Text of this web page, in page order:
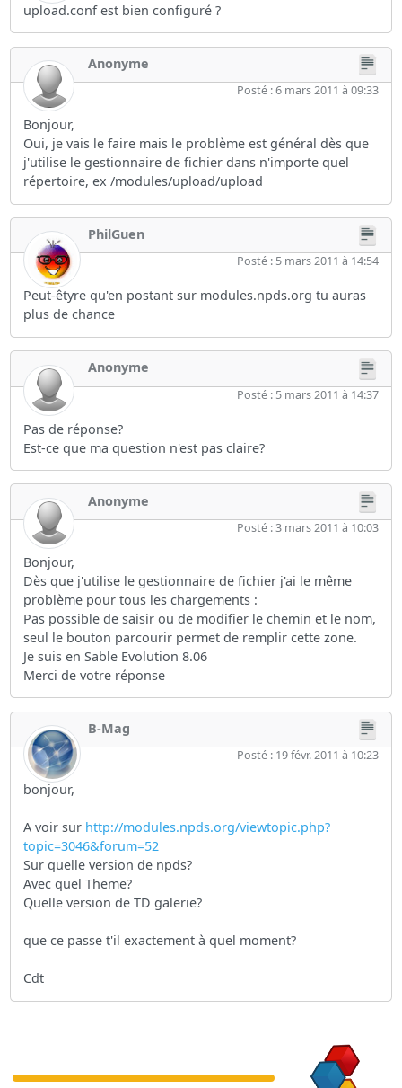
upload.conf est bien configuré ?
Anonyme
Posté : 6 mars 2011 à 09:33
Bonjour,
Oui, je vais le faire mais le problème est général dès que
j'utilise le gestionnaire de fichier dans n'importe quel
répertoire, ex /modules/upload/upload
PhilGuen
Posté : 5 mars 2011 à 14:54
Peut-êtyre qu'en postant sur modules.npds.org tu auras
plus de chance
Anonyme
Posté : 5 mars 2011 à 14:37
Pas de réponse?
Est-ce que ma question n'est pas claire?
Anonyme
Posté : 3 mars 2011 à 10:03
Bonjour,
Dès que j'utilise le gestionnaire de fichier j'ai le même
problème pour tous les chargements :
Pas possible de saisir ou de modifier le chemin et le nom,
seul le bouton parcourir permet de remplir cette zone.
Je suis en Sable Evolution 8.06
Merci de votre réponse
B-Mag
Posté : 19 févr. 2011 à 10:23
bonjour,
A voir sur http://modules.npds.org/viewtopic.php?
topic=3046&forum=52
Sur quelle version de npds?
Avec quel Theme?
Quelle version de TD galerie?
que ce passe t'il exactement à quel moment?
Cdt